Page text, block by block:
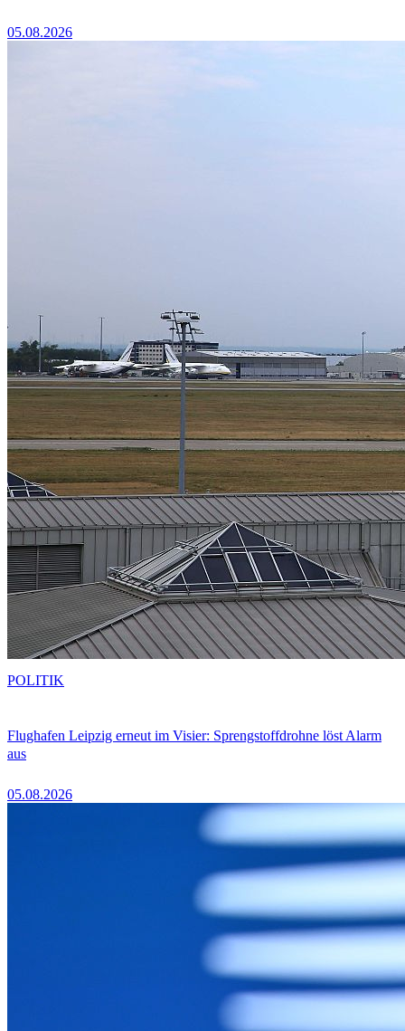
05.08.2026
Flughafen Leipzig erneut im Visier: Sprengstoffdrohne löst Alarm
aus
05.08.2026
POLITIK